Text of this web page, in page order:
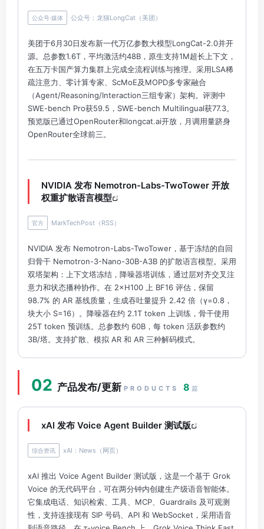
公众号·媒体 公众号：龙猫LongCat（美团）
美团于6月30日发布新一代万亿参数大模型LongCat-2.0并开
源。总参数1.6T，平均激活约48B，原生支持1M超长上下文，
在五万卡国产算力集群上完成全流程训练与推理。采用LSA稀
疏注意力、零计算专家、ScMoE及MOPD多专家融合
（Agent/Reasoning/Interaction三组专家）架构。评测中
SWE-bench Pro获59.5，SWE-bench Multilingual获77.3。
预览版已通过OpenRouter和longcat.ai开放，月调用量跻身
OpenRouter全球前三。
NVIDIA 发布 Nemotron-Labs-TwoTower 开放
权重扩散语言模型
官方 MarkTechPost（RSS）
NVIDIA 发布 Nemotron-Labs-TwoTower，基于冻结的自回
归骨干 Nemotron-3-Nano-30B-A3B 的扩散语言模型。采用
双塔架构：上下文塔冻结，降噪器塔训练，通过层对齐交叉注
意力和状态播种协作。在 2×H100 上 BF16 评估，保留
98.7% 的 AR 基线质量，生成吞吐量提升 2.42 倍（γ=0.8，
块大小 S=16）。降噪器在约 2.1T token 上训练，骨干使用
25T token 预训练。总参数约 60B，每 token 活跃参数约
3B/塔。支持扩散、模拟 AR 和 AR 三种解码模式。
02 产品发布/更新 PRODUCTS 8 篇
xAI 发布 Voice Agent Builder 测试版
综合资讯 xAI：News（网页）
xAI 推出 Voice Agent Builder 测试版，这是一个基于 Grok
Voice 的无代码平台，可在两分钟内创建生产级语音智能体。
它集成电话、知识检索、工具、MCP、Guardrails 及可观测
性，支持连接现有 SIP 号码、API 和 WebSocket，采用语音